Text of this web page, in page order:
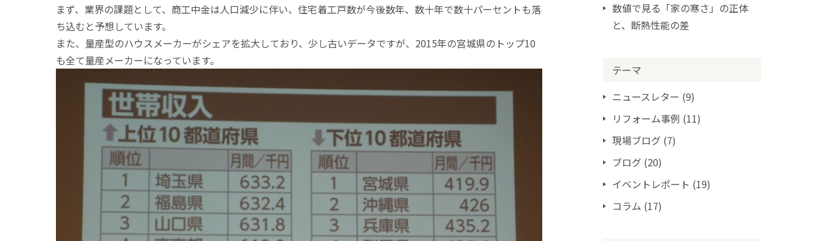
まず、業界の課題として、商工中金は人口減少に伴い、住宅着工戸数が今後数年、数十年で数十パーセントも落
ち込むと予想しています。
また、量産型のハウスメーカーがシェアを拡大しており、少し古いデータですが、2015年の宮城県のトップ10
も全て量産メーカーになっています。
数値で見る「家の寒さ」の正体
と、断熱性能の差
テーマ
ニュースレター (9)
リフォーム事例 (11)
現場ブログ (7)
ブログ (20)
イベントレポート (19)
コラム (17)